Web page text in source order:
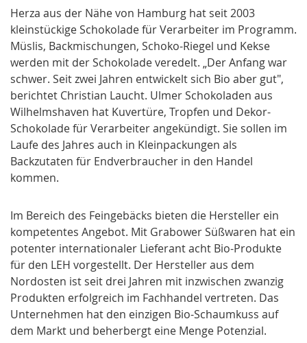
Herza aus der Nähe von Hamburg hat seit 2003
kleinstückige Schokolade für Verarbeiter im Programm.
Müslis, Backmischungen, Schoko-Riegel und Kekse
werden mit der Schokolade veredelt. „Der Anfang war
schwer. Seit zwei Jahren entwickelt sich Bio aber gut",
berichtet Christian Laucht. Ulmer Schokoladen aus
Wilhelmshaven hat Kuvertüre, Tropfen und Dekor-
Schokolade für Verarbeiter angekündigt. Sie sollen im
Laufe des Jahres auch in Kleinpackungen als
Backzutaten für Endverbraucher in den Handel
kommen.
Im Bereich des Feingebäcks bieten die Hersteller ein
kompetentes Angebot. Mit Grabower Süßwaren hat ein
potenter internationaler Lieferant acht Bio-Produkte
für den LEH vorgestellt. Der Hersteller aus dem
Nordosten ist seit drei Jahren mit inzwischen zwanzig
Produkten erfolgreich im Fachhandel vertreten. Das
Unternehmen hat den einzigen Bio-Schaumkuss auf
dem Markt und beherbergt eine Menge Potenzial.